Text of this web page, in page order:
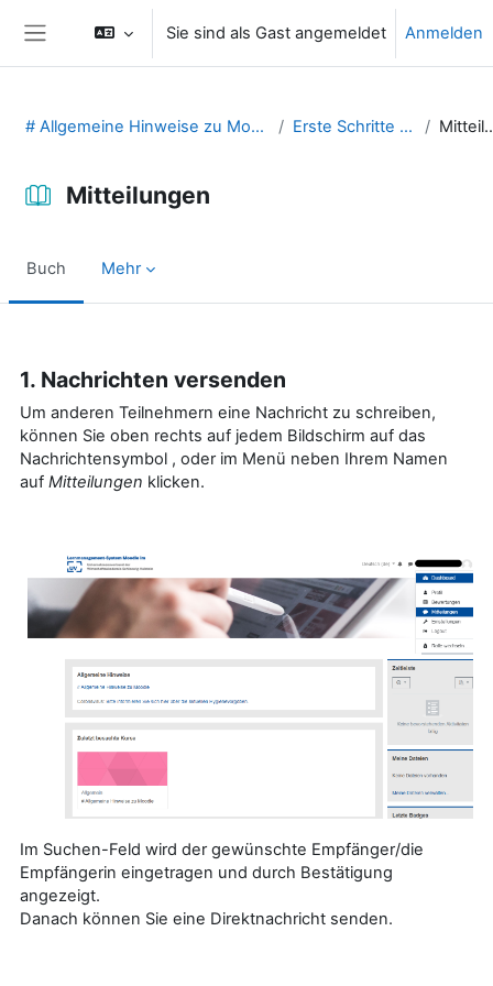
Website-Übersicht
Sie sind als Gast angemeldet Anmelden
# Allgemeine Hinweise zu Moodle (29131475) Erste Schritte in Moodle
Mitteilungen
Buch Mehr
1. Nachrichten versenden
Um anderen Teilnehmern eine Nachricht zu schreiben,
können Sie oben rechts auf jedem Bildschirm auf das
Nachrichtensymbol , oder im Menü neben Ihrem Namen
auf Mitteilungen klicken.
Im Suchen-Feld wird der gewünschte Empfänger/die
Empfängerin eingetragen und durch Bestätigung
angezeigt.
Danach können Sie eine Direktnachricht senden.